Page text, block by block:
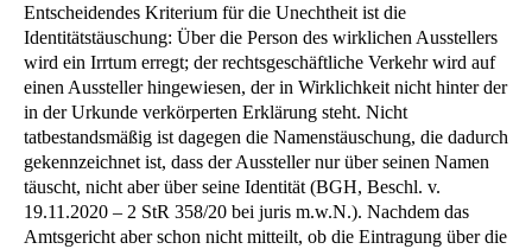
Entscheidendes Kriterium für die Unechtheit ist die
Identitätstäuschung: Über die Person des wirklichen Ausstellers
wird ein Irrtum erregt; der rechtsgeschäftliche Verkehr wird auf
einen Aussteller hingewiesen, der in Wirklichkeit nicht hinter der
in der Urkunde verkörperten Erklärung steht. Nicht
tatbestandsmäßig ist dagegen die Namenstäuschung, die dadurch
gekennzeichnet ist, dass der Aussteller nur über seinen Namen
täuscht, nicht aber über seine Identität (BGH, Beschl. v.
19.11.2020 – 2 StR 358/20 bei juris m.w.N.). Nachdem das
Amtsgericht aber schon nicht mitteilt, ob die Eintragung über die